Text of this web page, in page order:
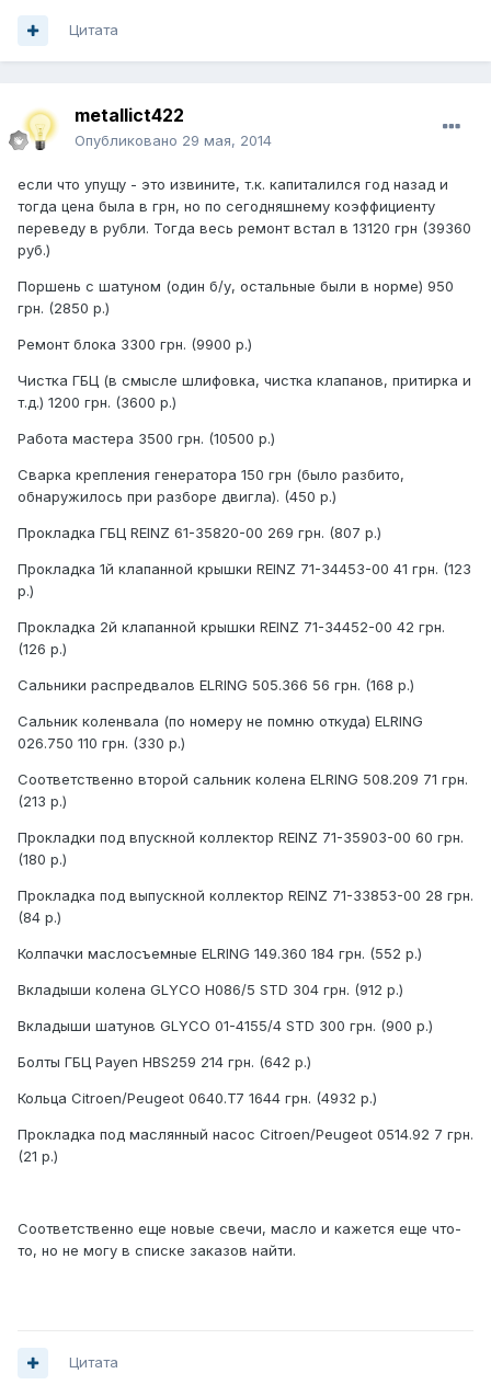
Цитата
metallict422
Опубликовано 29 мая, 2014
если что упущу - это извините, т.к. капиталился год назад и
тогда цена была в грн, но по сегодняшнему коэффициенту
переведу в рубли. Тогда весь ремонт встал в 13120 грн (39360
руб.)
Поршень с шатуном (один б/у, остальные были в норме) 950
грн. (2850 р.)
Ремонт блока 3300 грн. (9900 р.)
Чистка ГБЦ (в смысле шлифовка, чистка клапанов, притирка и
т.д.) 1200 грн. (3600 р.)
Работа мастера 3500 грн. (10500 р.)
Сварка крепления генератора 150 грн (было разбито,
обнаружилось при разборе двигла). (450 р.)
Прокладка ГБЦ REINZ 61-35820-00 269 грн. (807 р.)
Прокладка 1й клапанной крышки REINZ 71-34453-00 41 грн. (123
р.)
Прокладка 2й клапанной крышки REINZ 71-34452-00 42 грн.
(126 р.)
Сальники распредвалов ELRING 505.366 56 грн. (168 р.)
Сальник коленвала (по номеру не помню откуда) ELRING
026.750 110 грн. (330 р.)
Соответственно второй сальник колена ELRING 508.209 71 грн.
(213 р.)
Прокладки под впускной коллектор REINZ 71-35903-00 60 грн.
(180 р.)
Прокладка под выпускной коллектор REINZ 71-33853-00 28 грн.
(84 р.)
Колпачки маслосъемные ELRING 149.360 184 грн. (552 р.)
Вкладыши колена GLYCO H086/5 STD 304 грн. (912 р.)
Вкладыши шатунов GLYCO 01-4155/4 STD 300 грн. (900 р.)
Болты ГБЦ Payen HBS259 214 грн. (642 р.)
Кольца Citroen/Peugeot 0640.T7 1644 грн. (4932 р.)
Прокладка под маслянный насос Citroen/Peugeot 0514.92 7 грн.
(21 р.)
Соответственно еще новые свечи, масло и кажется еще что-
то, но не могу в списке заказов найти.
Цитата